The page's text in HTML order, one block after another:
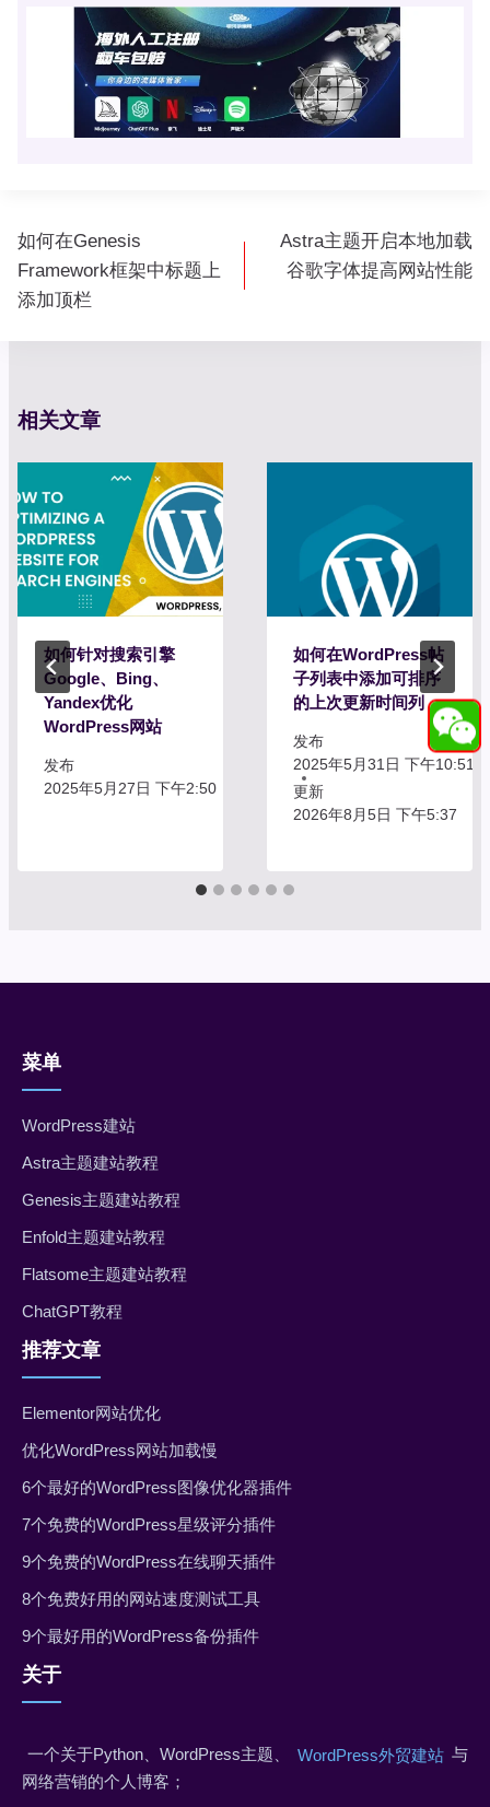
文
章
导
如何在Genesis
Framework框架中标题上
添加顶栏
Astra主题开启本地加载
谷歌字体提高网站性能
相关文章
如何针对搜索引擎
Google、Bing、
Yandex优化
WordPress网站
发布
2025年5月27日 下午2:50
如何在WordPress帖
子列表中添加可排序
的上次更新时间列
发布
2025年5月31日 下午10:51
更新
2026年8月5日 下午5:37
菜单
WordPress建站
Astra主题建站教程
Genesis主题建站教程
Enfold主题建站教程
Flatsome主题建站教程
ChatGPT教程
推荐文章
Elementor网站优化
优化WordPress网站加载慢
6个最好的WordPress图像优化器插件
7个免费的WordPress星级评分插件
9个免费的WordPress在线聊天插件
8个免费好用的网站速度测试工具
9个最好用的WordPress备份插件
关于
一个关于Python、WordPress主题、 WordPress外贸建站 与
网络营销的个人博客；